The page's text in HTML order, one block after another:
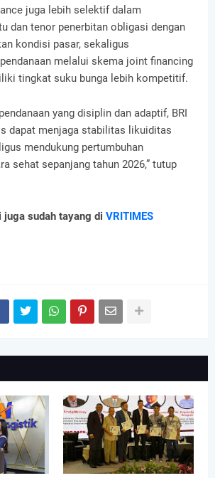
juga lebih selektif dalam
dan tenor penerbitan obligasi dengan
kondisi pasar, sekaligus
melalui skema joint financing
tingkat suku bunga lebih kompetitif.
yang disiplin dan adaptif, BRI
dapat menjaga stabilitas likuiditas
mendukung pertumbuhan
sehat sepanjang tahun 2026,” tutup
juga sudah tayang di VRITIMES